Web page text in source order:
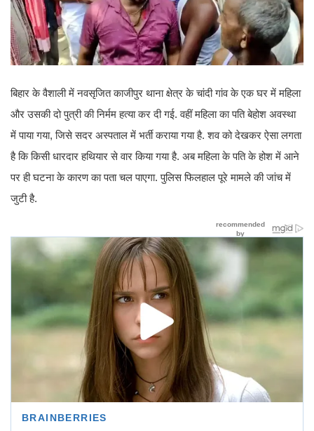
बिहार के वैशाली में नवसृजित काजीपुर थाना क्षेत्र के चांदी गांव के एक घर में महिला
और उसकी दो पुत्री की निर्मम हत्या कर दी गई. वहीं महिला का पति बेहोश अवस्था
में पाया गया, जिसे सदर अस्पताल में भर्ती कराया गया है. शव को देखकर ऐसा लगता
है कि किसी धारदार हथियार से वार किया गया है. अब महिला के पति के होश में आने
पर ही घटना के कारण का पता चल पाएगा. पुलिस फिलहाल पूरे मामले की जांच में
जुटी है.